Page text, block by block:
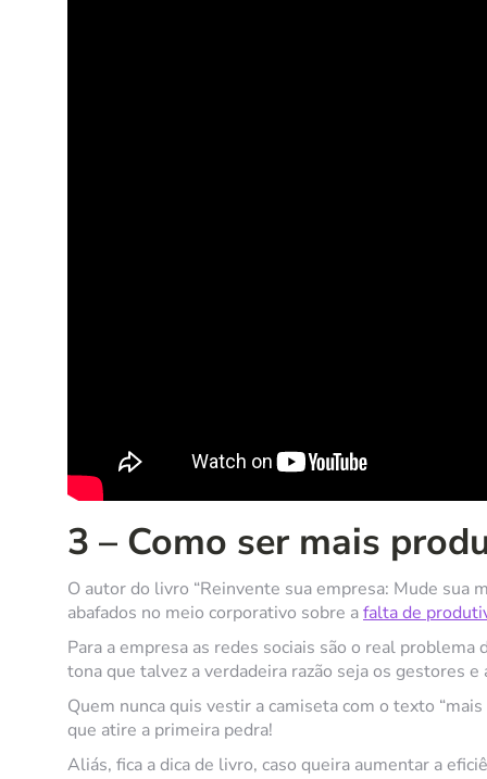
3 – Como ser mais
O autor do livro “Reinvente sua empresa: Mude sua
abafados no meio corporativo sobre afalta de
Para a empresa as redes sociais são o real
tona que talvez a verdadeira razão seja os gestores e
Quem nunca quis vestir a camiseta com o texto
que atire a primeira pedra!
Aliás, fica a dica de livro, caso queira aumentar a